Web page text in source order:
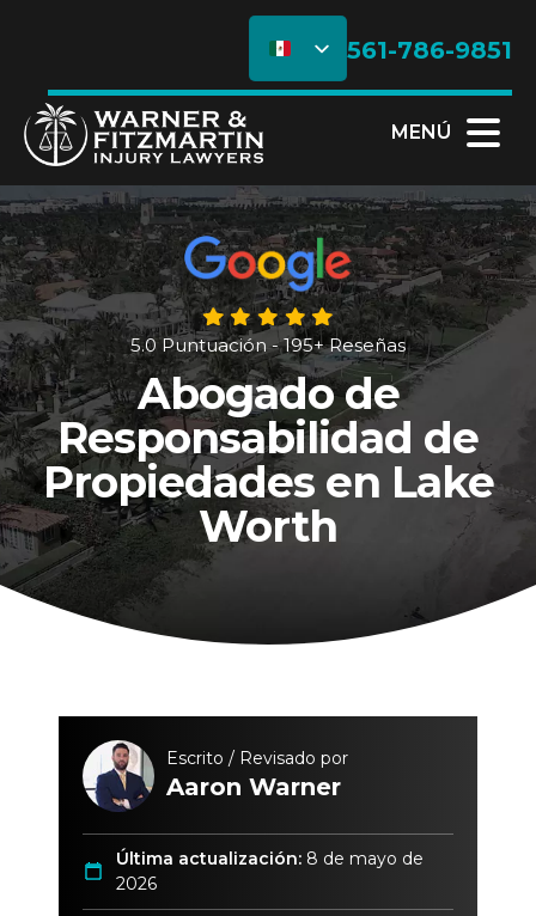
561-786-9851
MENÚ
5.0 Puntuación - 195+ Reseñas
Abogado de
Responsabilidad de
Propiedades en Lake
Worth
Escrito / Revisado por
Aaron Warner
Última actualización: 8 de mayo de
2026